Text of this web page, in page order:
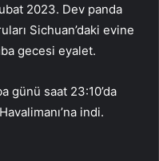
2023. Dev panda
Sichuan’daki evine
gecesi eyalet.
günü saat 23:10’da
indi.